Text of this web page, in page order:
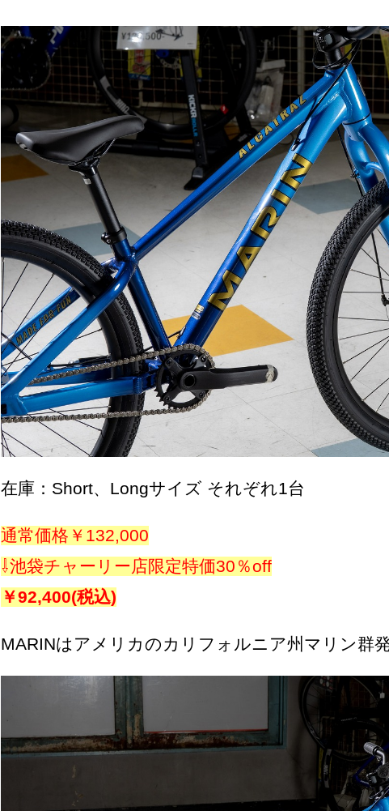
在庫：Short、Longサイズ それぞれ1台
通常価格￥132,000
⇩池袋チャーリー店限定特価30％off
￥92,400(税込)
MARINはアメリカのカリフォルニア州マリン群